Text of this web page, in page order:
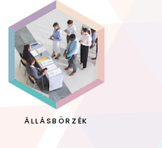
ÁLLÁSBÖRZÉK